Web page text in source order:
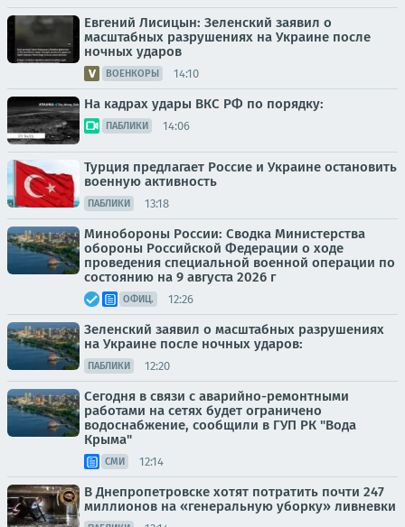
Евгений Лисицын: Зеленский заявил о
масштабных разрушениях на Украине после
ночных ударов
ВОЕНКОРЫ 14:10
На кадрах удары ВКС РФ по порядку:
ПАБЛИКИ 14:06
Турция предлагает Россие и Украине остановить
военную активность
ПАБЛИКИ 13:18
Минобороны России: Сводка Министерства
обороны Российской Федерации о ходе
проведения специальной военной операции по
состоянию на 9 августа 2026 г
ОФИЦ. 12:26
Зеленский заявил о масштабных разрушениях
на Украине после ночных ударов:
ПАБЛИКИ 12:20
Сегодня в связи с аварийно-ремонтными
работами на сетях будет ограничено
водоснабжение, сообщили в ГУП РК "Вода
Крыма"
СМИ 12:14
В Днепропетровске хотят потратить почти 247
миллионов на «генеральную уборку» ливневки